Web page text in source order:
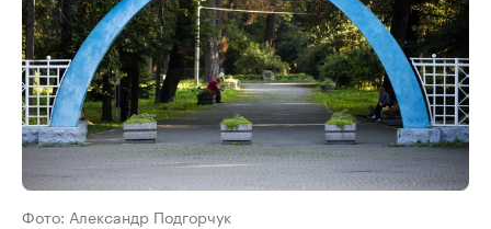
Фото: Александр Подгорчук